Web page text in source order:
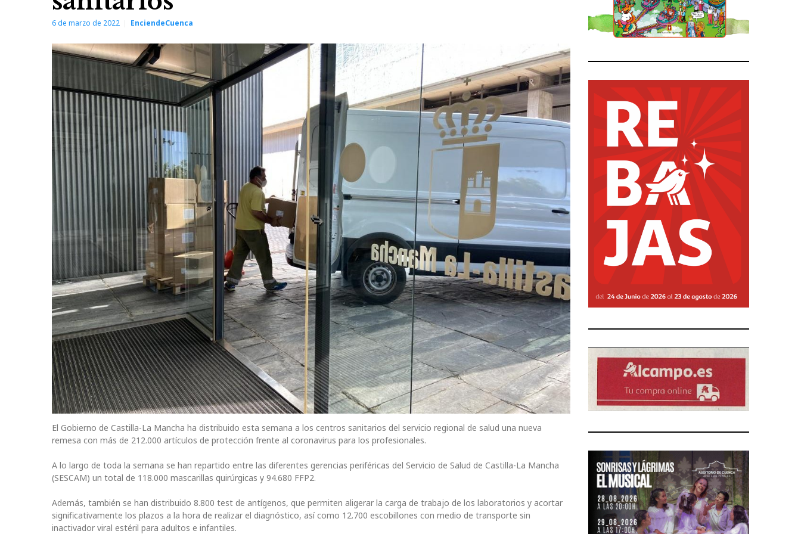
6 de marzo de 2022 EnciendeCuenca
El Gobierno de Castilla-La Mancha ha distribuido esta semana a los centros sanitarios del servicio regional de salud una nueva
remesa con más de 212.000 artículos de protección frente al coronavirus para los profesionales.
A lo largo de toda la semana se han repartido entre las diferentes gerencias periféricas del Servicio de Salud de Castilla-La Mancha
(SESCAM) un total de 118.000 mascarillas quirúrgicas y 94.680 FFP2.
Además, también se han distribuido 8.800 test de antígenos, que permiten aligerar la carga de trabajo de los laboratorios y acortar
significativamente los plazos a la hora de realizar el diagnóstico, así como 12.700 escobillones con medio de transporte sin
inactivador viral estéril para adultos e infantiles.